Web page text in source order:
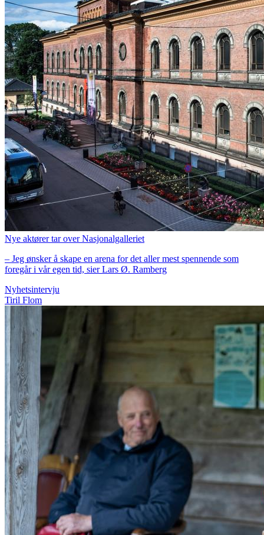
Nye aktører tar over Nasjonalgalleriet
– Jeg ønsker å skape en arena for det aller mest spennende som
foregår i vår egen tid, sier Lars Ø. Ramberg
Nyhetsintervju
Tiril Flom